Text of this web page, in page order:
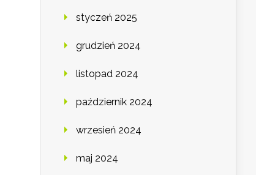
styczeń 2025
grudzień 2024
listopad 2024
październik 2024
wrzesień 2024
maj 2024